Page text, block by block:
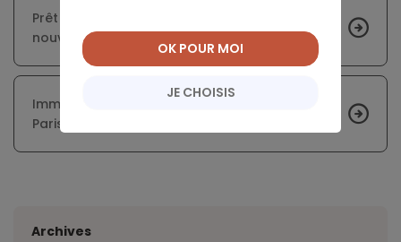
Prêt immobilier : les taux franchissent une
nouvelle barre symbolique
Immobilier locatif : état des lieux du marché à
Paris et sa banlieue
Archives
JE CHOISIS
OK POUR MOI